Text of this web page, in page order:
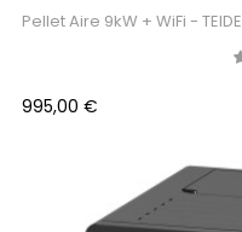
Pellet Aire 9kW + WiFi - TEIDE
Precio
995,00 €